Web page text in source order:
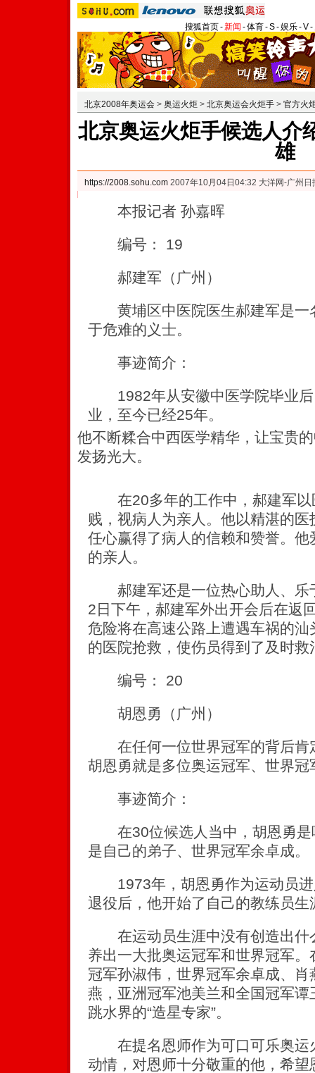
搜狐首页-新闻 -体育-S-娱乐-V-
北京2008年奥运会 > 奥运火炬 > 北京奥运会火炬手 > 官方火
北京奥运火炬手候选人介
雄
https://2008.sohu.com 2007年10月04日04:32 大洋网-广州日
本报记者 孙嘉晖
编号： 19
郝建军（广州）
黄埔区中医院医生郝建军是一
于危难的义士。
事迹简介：
1982年从安徽中医学院毕业后
业，至今已经25年。
他不断糅合中西医学精华，让宝贵
发扬光大。
在20多年的工作中，郝建军以
贱，视病人为亲人。他以精湛的
任心赢得了病人的信赖和赞誉。
的亲人。
郝建军还是一位热心助人、乐
2日下午，郝建军外出开会后在返
危险将在高速公路上遭遇车祸的
的医院抢救，使伤员得到了及时救
编号： 20
胡恩勇（广州）
在任何一位世界冠军的背后肯
胡恩勇就是多位奥运冠军、世界冠
事迹简介：
在30位候选人当中，胡恩勇是
是自己的弟子、世界冠军余卓成。
1973年，胡恩勇作为运动员进
退役后，他开始了自己的教练员生
在运动员生涯中没有创造出什
养出一大批奥运冠军和世界冠军
冠军孙淑伟，世界冠军余卓成、
燕，亚洲冠军池美兰和全国冠军
跳水界的“造星专家”。
在提名恩师作为可口可乐奥运
动情，对恩师十分敬重的他，希